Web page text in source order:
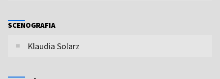
SCENOGRAFIA
Klaudia Solarz